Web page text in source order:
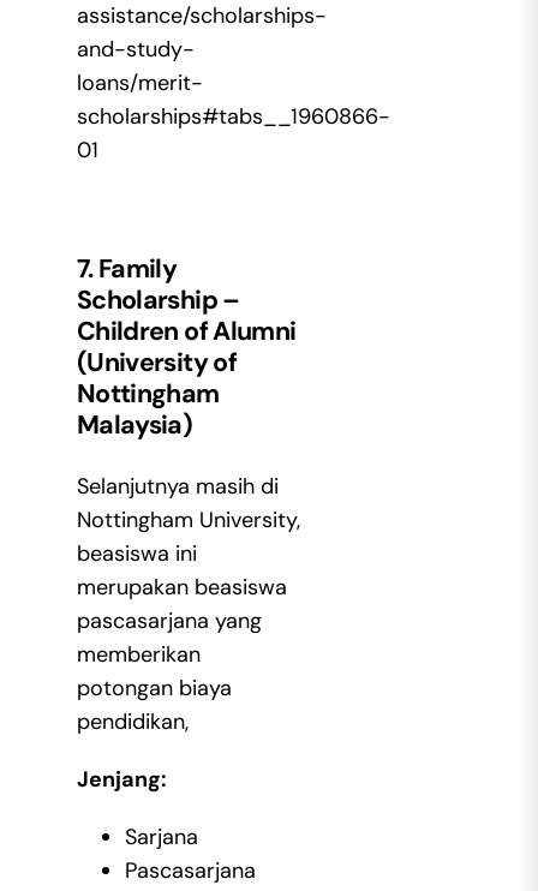
assistance/scholarships-
and-study-
loans/merit-
scholarships#tabs__1960866-
01
7. Family
Scholarship –
Children of Alumni
(University of
Nottingham
Malaysia)
Selanjutnya masih di
Nottingham University,
beasiswa ini
merupakan beasiswa
pascasarjana yang
memberikan
potongan biaya
pendidikan,
Jenjang:
Sarjana
Pascasarjana